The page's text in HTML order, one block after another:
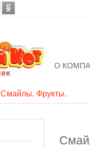
О
Смайлы. Фрукты.